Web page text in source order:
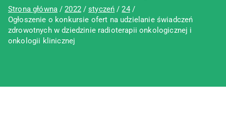
Strona główna 2022 styczeń
24
Ogłoszenie o konkursie ofert na udzielanie świadczeń
zdrowotnych w dziedzinie radioterapii onkologicznej i
onkologii klinicznej